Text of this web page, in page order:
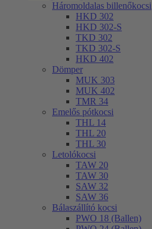
Háromoldalas billenőkocsi
HKD 302
HKD 302-S
TKD 302
TKD 302-S
HKD 402
Dömper
MUK 303
MUK 402
TMR 34
Emelős pótkocsi
THL 14
THL 20
THL 30
Letolókocsi
TAW 20
TAW 30
SAW 32
SAW 36
Bálaszállító kocsi
PWO 18 (Ballen)